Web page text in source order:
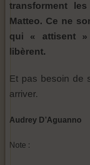
transforment
Matteo. Ce ne
qui « attisent
libèrent.
Et pas besoin de
arriver.
Audrey D’Aguanno
Note :